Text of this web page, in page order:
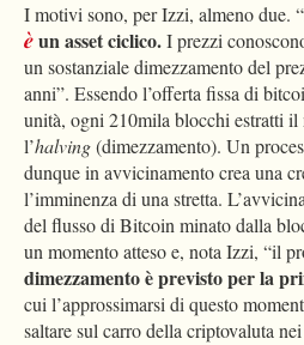
I motivi sono, per Izzi, almeno due.
èun asset ciclico.I prezzi
un sostanziale dimezzamento del
anni”. Essendo l’offerta fissa di
unità, ogni 210mila blocchi estratti il
l’halving(dimezzamento). Un
dunque in avvicinamento crea una
l’imminenza di una stretta.
del flusso di Bitcoin minato dalla
un momento atteso e, nota Izzi, “il
dimezzamento è previsto per la
cui l’approssimarsi di questo
saltare sul carro della criptovaluta